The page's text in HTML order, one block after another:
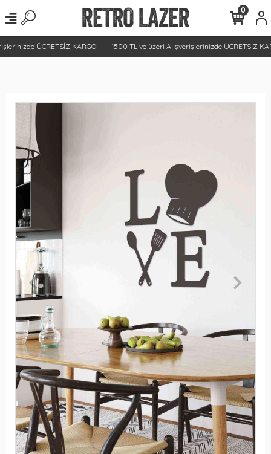
ÜCRETSİZ KARGO 1500 TL ve üzeri Alışverişlerinizde ÜCRETSİZ
0